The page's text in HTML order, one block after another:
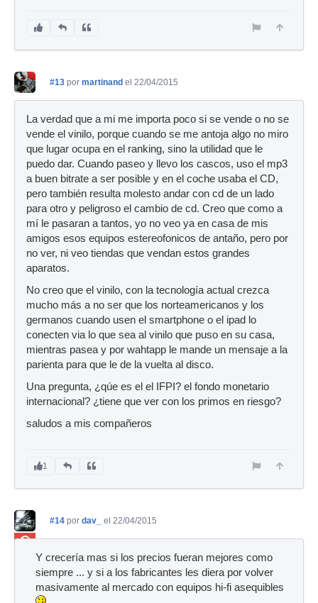
#13 por martinand el 22/04/2015
La verdad que a mi me importa poco si se vende o no se
vende el vinilo, porque cuando se me antoja algo no miro
que lugar ocupa en el ranking, sino la utilidad que le
puedo dar. Cuando paseo y llevo los cascos, uso el mp3
a buen bitrate a ser posible y en el coche usaba el CD,
pero también resulta molesto andar con cd de un lado
para otro y peligroso el cambio de cd. Creo que como a
mí le pasaran a tantos, yo no veo ya en casa de mis
amigos esos equipos estereofonicos de antaño, pero por
no ver, ni veo tiendas que vendan estos grandes
aparatos.
No creo que el vinilo, con la tecnología actual crezca
mucho más a no ser que los norteamericanos y los
germanos cuando usen el smartphone o el ipad lo
conecten via lo que sea al vinilo que puso en su casa,
mientras pasea y por wahtapp le mande un mensaje a la
parienta para que le de la vuelta al disco.
Una pregunta, ¿qúe es el el IFPI? el fondo monetario
internacional? ¿tiene que ver con los primos en riesgo?
saludos a mis compañeros
1
Ban
#14 por dav_ el 22/04/2015
Y crecería mas si los precios fueran mejores como
siempre ... y si a los fabricantes les diera por volver
masivamente al mercado con equipos hi-fi asequibles